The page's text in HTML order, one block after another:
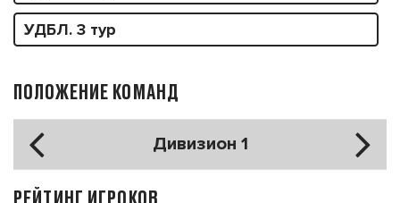
УДБЛ. 3 тур
ПОЛОЖЕНИЕ КОМАНД
Дивизион 1
РЕЙТИНГ ИГРОКОВ